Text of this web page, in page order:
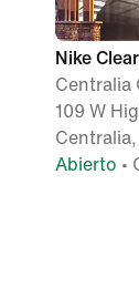
Nike
Centralia
109 W
Centralia,
Abierto •